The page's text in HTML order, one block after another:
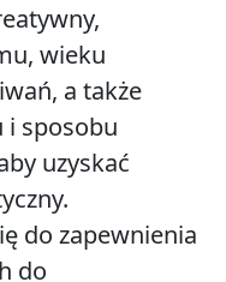
wieku
a także
i sposobu
uzyskać
do zapewnienia
do